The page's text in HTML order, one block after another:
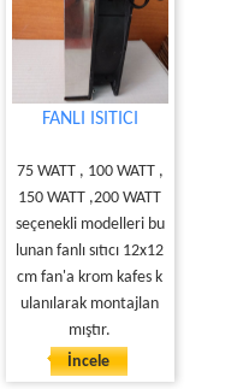
FANLI ISITICI
75 WATT , 100 WATT ,
150 WATT ,200 WATT
seçenekli modelleri bu
lunan fanlı sıtıcı 12x12
cm fan'a krom kafes k
ulanılarak montajlan
mıştır.
İncele